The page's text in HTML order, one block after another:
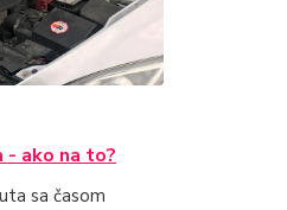
ako na to?
sa časom